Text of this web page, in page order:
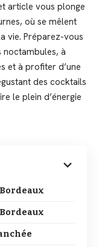
article vous plonge
où se mêlent
vie. Préparez-vous
à
et à profiter d’une
des cocktails
le plein d’énergie